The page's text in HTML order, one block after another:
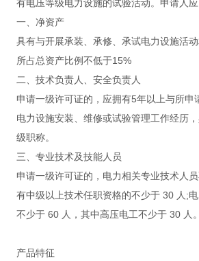
有电压等级电力设施的试验活动。申请人应
一、净资产
具有与开展承装、承修、承试电力设施活
所占总资产比例不低于15%
二、技术负责人、安全负责人
申请一级许可证的，应拥有5年以上与所申
电力设施安装、维修或试验管理工作经历
级职称。
三、专业技术及技能人员
申请一级许可证的，电力相关专业技术人
有中级以上技术任职资格的不少于 30 人;
不少于 60 人，其中高压电工不少于 30 人。
产品特征